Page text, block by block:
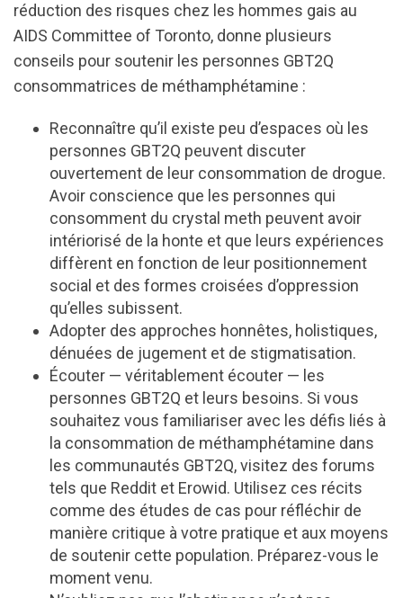
réduction des risques chez les hommes gais au
AIDS Committee of Toronto, donne plusieurs
conseils pour soutenir les personnes GBT2Q
consommatrices de méthamphétamine :
Reconnaître qu’il existe peu d’espaces où les
personnes GBT2Q peuvent discuter
ouvertement de leur consommation de drogue.
Avoir conscience que les personnes qui
consomment du crystal meth peuvent avoir
intériorisé de la honte et que leurs expériences
diffèrent en fonction de leur positionnement
social et des formes croisées d’oppression
qu’elles subissent.
Adopter des approches honnêtes, holistiques,
dénuées de jugement et de stigmatisation.
Écouter — véritablement écouter — les
personnes GBT2Q et leurs besoins. Si vous
souhaitez vous familiariser avec les défis liés à
la consommation de méthamphétamine dans
les communautés GBT2Q, visitez des forums
tels que Reddit et Erowid. Utilisez ces récits
comme des études de cas pour réfléchir de
manière critique à votre pratique et aux moyens
de soutenir cette population. Préparez-vous le
moment venu.